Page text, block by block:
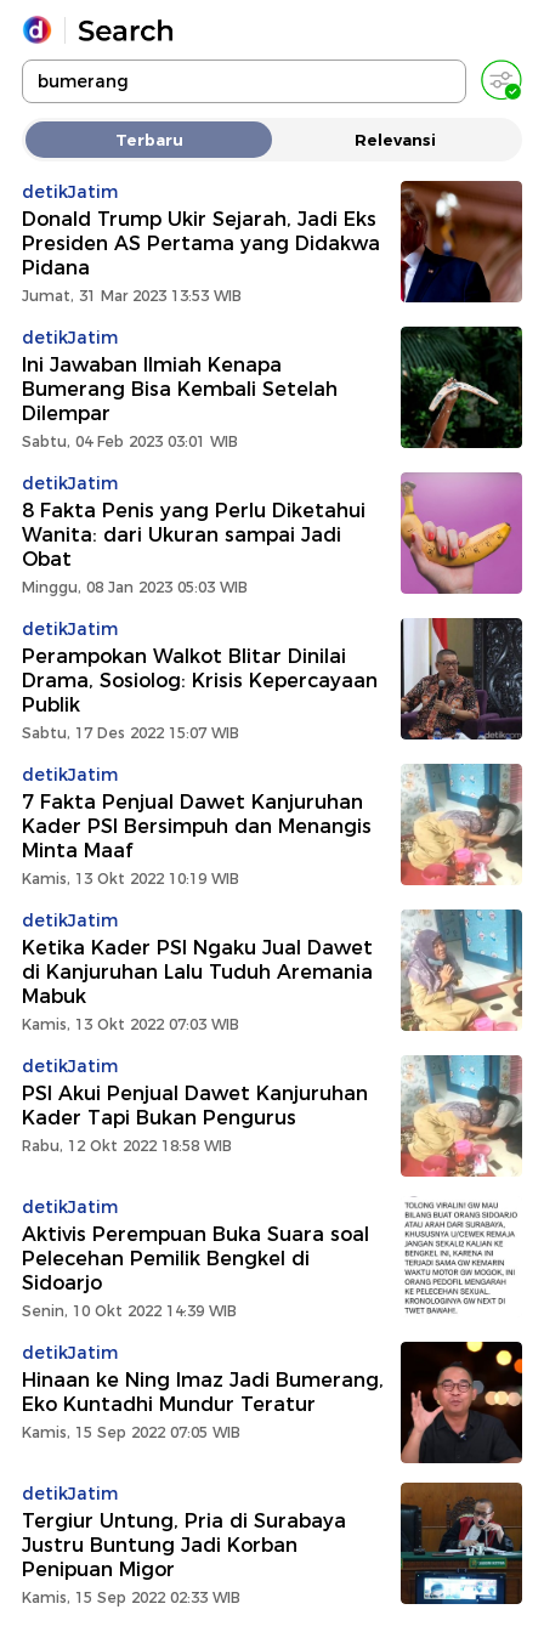
Yang sedang ramai dicari
Loading...
Promoted
Terakhir yang dicari
Terbaru Relevansi
detikJatim
Donald Trump Ukir Sejarah, Jadi Eks
Presiden AS Pertama yang Didakwa
Pidana
Jumat, 31 Mar 2023 13:53 WIB
detikJatim
Ini Jawaban Ilmiah Kenapa
Bumerang Bisa Kembali Setelah
Dilempar
Sabtu, 04 Feb 2023 03:01 WIB
detikJatim
8 Fakta Penis yang Perlu Diketahui
Wanita: dari Ukuran sampai Jadi
Obat
Minggu, 08 Jan 2023 05:03 WIB
detikJatim
Perampokan Walkot Blitar Dinilai
Drama, Sosiolog: Krisis Kepercayaan
Publik
Sabtu, 17 Des 2022 15:07 WIB
detikJatim
7 Fakta Penjual Dawet Kanjuruhan
Kader PSI Bersimpuh dan Menangis
Minta Maaf
Kamis, 13 Okt 2022 10:19 WIB
detikJatim
Ketika Kader PSI Ngaku Jual Dawet
di Kanjuruhan Lalu Tuduh Aremania
Mabuk
Kamis, 13 Okt 2022 07:03 WIB
detikJatim
PSI Akui Penjual Dawet Kanjuruhan
Kader Tapi Bukan Pengurus
Rabu, 12 Okt 2022 18:58 WIB
detikJatim
Aktivis Perempuan Buka Suara soal
Pelecehan Pemilik Bengkel di
Sidoarjo
Senin, 10 Okt 2022 14:39 WIB
detikJatim
Hinaan ke Ning Imaz Jadi Bumerang,
Eko Kuntadhi Mundur Teratur
Kamis, 15 Sep 2022 07:05 WIB
detikJatim
Tergiur Untung, Pria di Surabaya
Justru Buntung Jadi Korban
Penipuan Migor
Kamis, 15 Sep 2022 02:33 WIB